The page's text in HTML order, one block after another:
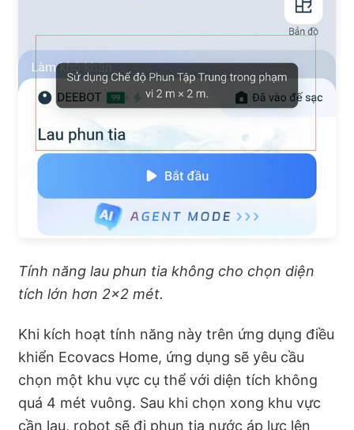
Tính năng lau phun tia không cho chọn diện
tích lớn hơn 2×2 mét.
Khi kích hoạt tính năng này trên ứng dụng điều
khiển Ecovacs Home, ứng dụng sẽ yêu cầu
chọn một khu vực cụ thể với diện tích không
quá 4 mét vuông. Sau khi chọn xong khu vực
cần lau, robot sẽ đi phun tia nước áp lực lên